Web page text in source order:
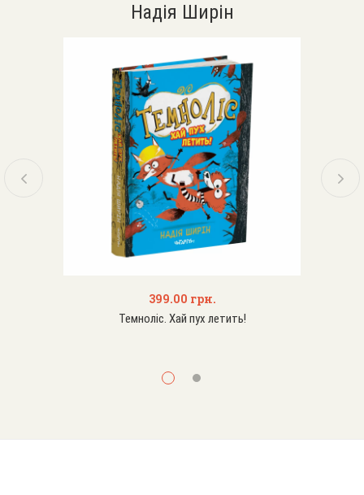
Надія Ширін
Темноліс. Хай пух летить!
399.00 грн.